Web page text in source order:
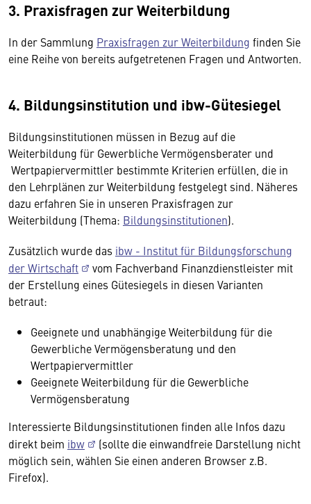
3. Praxisfragen zur Weiterbildung
In der Sammlung Praxisfragen zur Weiterbildung finden Sie
eine Reihe von bereits aufgetretenen Fragen und Antworten.
4. Bildungsinstitution und ibw-Gütesiegel
Bildungsinstitutionen müssen in Bezug auf die
Weiterbildung für Gewerbliche Vermögensberater und
Wertpapiervermittler bestimmte Kriterien erfüllen, die in
den Lehrplänen zur Weiterbildung festgelegt sind. Näheres
dazu erfahren Sie in unseren Praxisfragen zur
Weiterbildung (Thema: Bildungsinstitutionen).
Zusätzlich wurde das ibw - Institut für Bildungsforschung
der Wirtschaft
vom Fachverband Finanzdienstleister mit
der Erstellung eines Gütesiegels in diesen Varianten
betraut:
Geeignete und unabhängige Weiterbildung für die
Gewerbliche Vermögensberatung und den
Wertpapiervermittler
Geeignete Weiterbildung für die Gewerbliche
Vermögensberatung
Interessierte Bildungsinstitutionen finden alle Infos dazu
direkt beim ibw
(sollte die einwandfreie Darstellung nicht
möglich sein, wählen Sie einen anderen Browser z.B.
Firefox).